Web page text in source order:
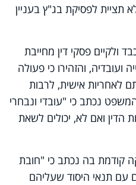
לפסיקת בג"ץ בעניין
ולקיים פסקי דין מחייבת
ועובדיה, והזהירו כי פעולה
לאחריות אישית, לרבות
נכתב כי "עובדי ונבחרי
הדין ואם לא, יכולים לשאת
קודמת בה נכתב כי "חובת
עם תנאי היסוד שעליהם